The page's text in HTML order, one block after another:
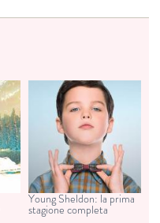
Young Sheldon: la prima
stagione completa